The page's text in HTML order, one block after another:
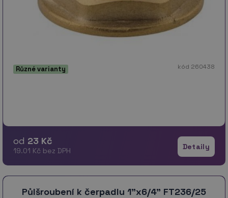
kód 260438
Různé varianty
Detaily
od 23 Kč
19.01 Kč bez DPH
Půlšroubení k čerpadlu 1"x6/4" FT236/25